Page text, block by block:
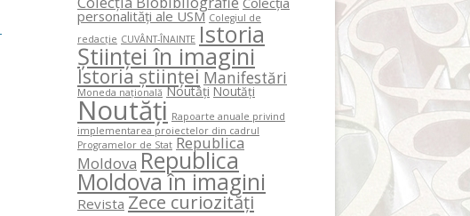
personalități ale USM Colegiul de
redacție CUVÂNT-ÎNAINTE Istoria
Științei în imagini
Istoria științei Manifestări
Moneda națională Noutăți Noutăți
Noutăți Rapoarte anuale privind
implementarea proiectelor din cadrul
Programelor de Stat Republica
Moldova Republica
Moldova în imagini
Revista Zece curiozități